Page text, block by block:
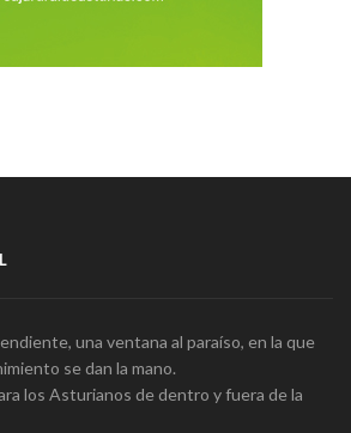
una ventana al paraíso, en la que
se dan la mano.
los Asturianos de dentro y fuera de la